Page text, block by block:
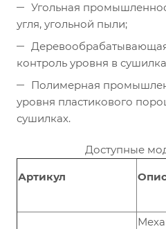
Угольная
угля, угольной пыли;
контроль уровня в
Полимерная
уровня пластикового
сушилках.
Доступные
Артикул